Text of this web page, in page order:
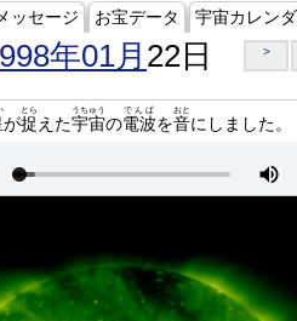
ッセージ お宝データ 宇宙カレン
年01月 22日 >
が捉
とら
えた宇宙
うちゅう
の電波
でんぱ
を音
おと
にしました。